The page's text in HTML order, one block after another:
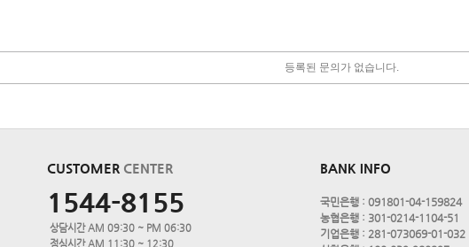
등록된 문의가 없습니다.
CUSTOMER CENTER
1544-8155
상담시간 AM 09:30 ~ PM 06:30
점심시간 AM 11:30 ~ 12:30
BANK INFO
국민은행 : 091801-04-159824
농협은행 : 301-0214-1104-51
기업은행 : 281-073069-01-032